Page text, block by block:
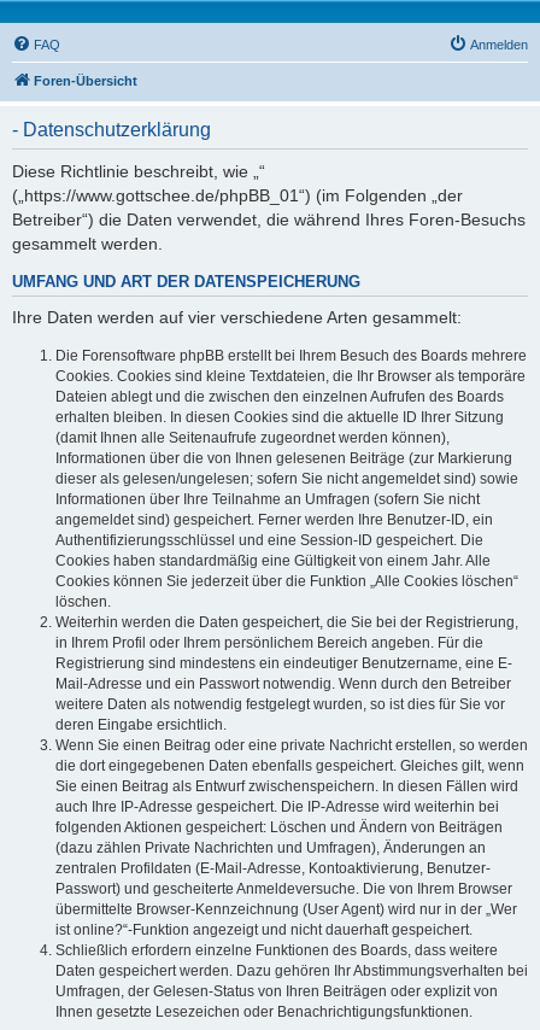
FAQ Anmelden
Foren-Übersicht
- Datenschutzerklärung
Diese Richtlinie beschreibt, wie „“
(„https://www.gottschee.de/phpBB_01“) (im Folgenden „der
Betreiber“) die Daten verwendet, die während Ihres Foren-Besuchs
gesammelt werden.
UMFANG UND ART DER DATENSPEICHERUNG
Ihre Daten werden auf vier verschiedene Arten gesammelt:
Die Forensoftware phpBB erstellt bei Ihrem Besuch des Boards mehrere
Cookies. Cookies sind kleine Textdateien, die Ihr Browser als temporäre
Dateien ablegt und die zwischen den einzelnen Aufrufen des Boards
erhalten bleiben. In diesen Cookies sind die aktuelle ID Ihrer Sitzung
(damit Ihnen alle Seitenaufrufe zugeordnet werden können),
Informationen über die von Ihnen gelesenen Beiträge (zur Markierung
dieser als gelesen/ungelesen; sofern Sie nicht angemeldet sind) sowie
Informationen über Ihre Teilnahme an Umfragen (sofern Sie nicht
angemeldet sind) gespeichert. Ferner werden Ihre Benutzer-ID, ein
Authentifizierungsschlüssel und eine Session-ID gespeichert. Die
Cookies haben standardmäßig eine Gültigkeit von einem Jahr. Alle
Cookies können Sie jederzeit über die Funktion „Alle Cookies löschen“
löschen.
Weiterhin werden die Daten gespeichert, die Sie bei der Registrierung,
in Ihrem Profil oder Ihrem persönlichem Bereich angeben. Für die
Registrierung sind mindestens ein eindeutiger Benutzername, eine E-
Mail-Adresse und ein Passwort notwendig. Wenn durch den Betreiber
weitere Daten als notwendig festgelegt wurden, so ist dies für Sie vor
deren Eingabe ersichtlich.
Wenn Sie einen Beitrag oder eine private Nachricht erstellen, so werden
die dort eingegebenen Daten ebenfalls gespeichert. Gleiches gilt, wenn
Sie einen Beitrag als Entwurf zwischenspeichern. In diesen Fällen wird
auch Ihre IP-Adresse gespeichert. Die IP-Adresse wird weiterhin bei
folgenden Aktionen gespeichert: Löschen und Ändern von Beiträgen
(dazu zählen Private Nachrichten und Umfragen), Änderungen an
zentralen Profildaten (E-Mail-Adresse, Kontoaktivierung, Benutzer-
Passwort) und gescheiterte Anmeldeversuche. Die von Ihrem Browser
übermittelte Browser-Kennzeichnung (User Agent) wird nur in der „Wer
ist online?“-Funktion angezeigt und nicht dauerhaft gespeichert.
Schließlich erfordern einzelne Funktionen des Boards, dass weitere
Daten gespeichert werden. Dazu gehören Ihr Abstimmungsverhalten bei
Umfragen, der Gelesen-Status von Ihren Beiträgen oder explizit von
Ihnen gesetzte Lesezeichen oder Benachrichtigungsfunktionen.